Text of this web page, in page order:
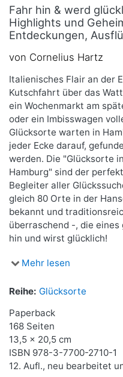
Fahr hin & werd
Highlights und
Entdeckungen,
von Cornelius Hartz
Italienisches Flair an der
Kutschfahrt über das
ein Wochenmarkt am
oder ein Imbisswagen
Glücksorte warten in
jeder Ecke darauf,
werden. Die "Glücksorte in
Hamburg" sind der
Begleiter aller
gleich 80 Orte in der
bekannt und
überraschend -, die
hin und wirst glücklich!
Mehr lesen
Reihe: Glücksorte
Paperback
168 Seiten
13,5 x 20,5 cm
ISBN 978-3-7700-2710-1
12. Aufl., neu bearbeitet